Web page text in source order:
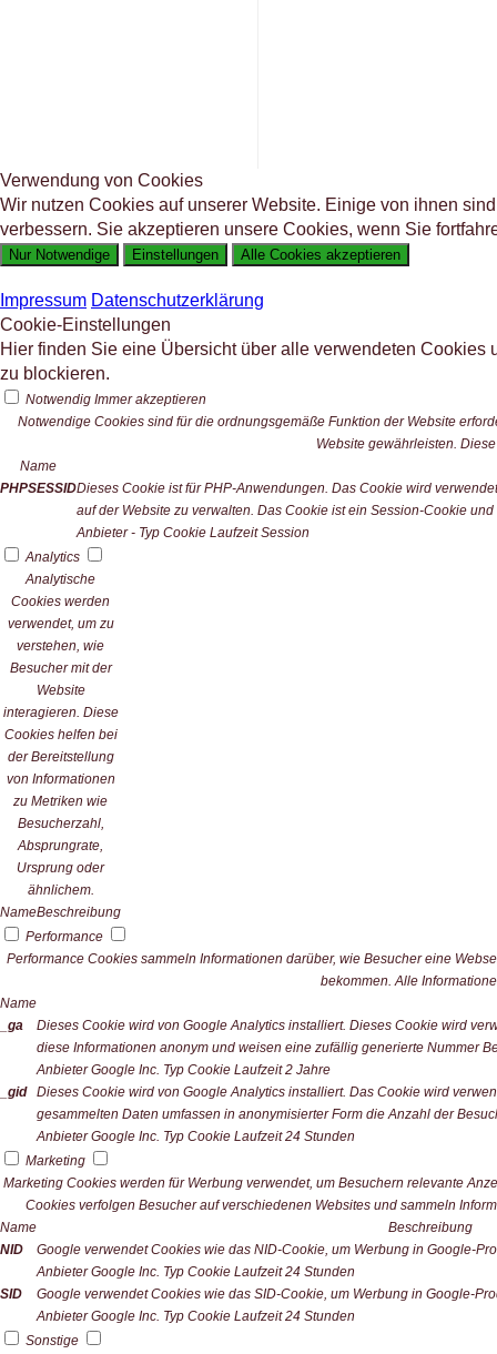
Verwendung von Cookies
Wir nutzen Cookies auf unserer Website. Einige von ihnen
verbessern. Sie akzeptieren unsere Cookies, wenn Sie
Nur Notwendige Einstellungen Alle Cookies akzeptieren
Impressum Datenschutzerklärung
Cookie-Einstellungen
Hier finden Sie eine Übersicht über alle verwendeten
zu blockieren.
Notwendig Immer akzeptieren
Notwendige Cookies sind für die ordnungsgemäße Funktion der Website
Website gewährleisten.
Name
PHPSESSIDDieses Cookie ist für PHP-Anwendungen. Das Cookie wird
auf der Website zu verwalten. Das Cookie ist ein Session-Cookie
Anbieter - Typ Cookie Laufzeit Session
Analytics
Analytische
Cookies werden
verwendet, um zu
verstehen, wie
Besucher mit der
Website
interagieren. Diese
Cookies helfen bei
der Bereitstellung
von Informationen
zu Metriken wie
Besucherzahl,
Absprungrate,
Ursprung oder
ähnlichem.
NameBeschreibung
Performance
Performance Cookies sammeln Informationen darüber, wie Besucher eine
bekommen. Alle
Name
_ga
Dieses Cookie wird von Google Analytics installiert. Dieses Cookie wird
diese Informationen anonym und weisen eine zufällig generierte Nummer
Anbieter Google Inc. Typ Cookie Laufzeit 2 Jahre
_gid
Dieses Cookie wird von Google Analytics installiert. Das Cookie wird
gesammelten Daten umfassen in anonymisierter Form die Anzahl der
Anbieter Google Inc. Typ Cookie Laufzeit 24 Stunden
Marketing
Marketing Cookies werden für Werbung verwendet, um Besuchern relevante
Cookies verfolgen Besucher auf verschiedenen Websites und sammeln
Name
Beschreibung
NID
Google verwendet Cookies wie das NID-Cookie, um Werbung in Google-
Anbieter Google Inc. Typ Cookie Laufzeit 24 Stunden
SID
Google verwendet Cookies wie das SID-Cookie, um Werbung in Google-
Anbieter Google Inc. Typ Cookie Laufzeit 24 Stunden
Sonstige